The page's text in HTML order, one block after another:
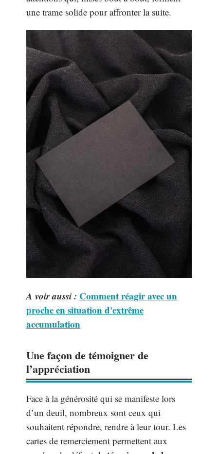
une trame solide pour affronter la suite.
A voir aussi : Comment réagir avec un
proche en situation d'extrême
accumulation
Une façon de témoigner de
l’appréciation
Face à la générosité qui se manifeste lors
d’un deuil, nombreux sont ceux qui
souhaitent répondre, rendre à leur tour. Les
cartes de remerciement permettent aux